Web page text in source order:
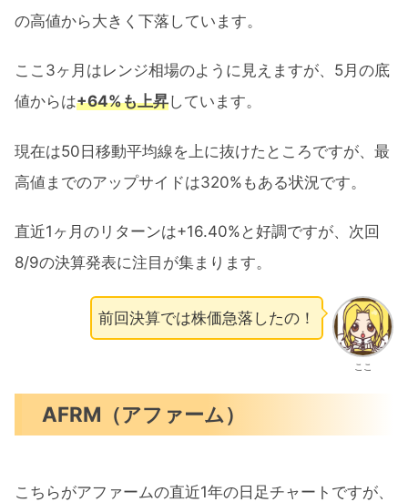
の高値から大きく下落しています。
ここ3ヶ月はレンジ相場のように見えますが、5月の底
値からは+64%も上昇しています。
現在は50日移動平均線を上に抜けたところですが、最
高値までのアップサイドは320%もある状況です。
直近1ヶ月のリターンは+16.40%と好調ですが、次回
8/9の決算発表に注目が集まります。
ここ
前回決算では株価急落したの！
AFRM（アファーム）
こちらがアファームの直近1年の日足チャートですが、